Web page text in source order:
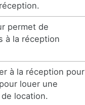
permet de
à la réception
à la réception pour
louer une
location.